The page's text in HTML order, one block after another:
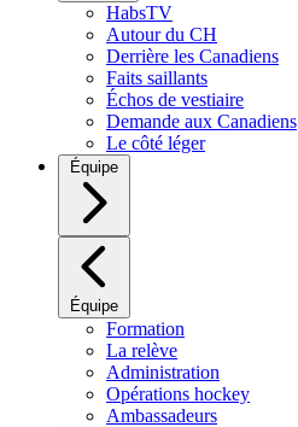
HabsTV
Autour du CH
Derrière les Canadiens
Faits saillants
Échos de vestiaire
Demande aux Canadiens
Le côté léger
Équipe
Équipe
Formation
La relève
Administration
Opérations hockey
Ambassadeurs